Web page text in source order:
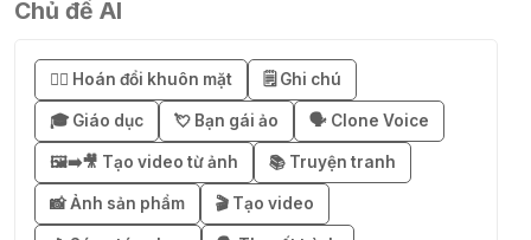
🎁 Mẹo nhận 1 tháng ChatGPT Plus
miễn phí bằng VPN Mexico
02 Thg 08 2026
֎ Cách nhận ChatGPT Go 12 tháng
miễn phí
Chủ đề AI
😶‍🌫️ Hoán đổi khuôn mặt 🗒️ Ghi chú
🎓 Giáo dục 💘 Bạn gái ảo 🗣️ Clone Voice
🖼️➡️🎥 Tạo video từ ảnh 📚 Truyện tranh
📸 Ảnh sản phẩm 🎬 Tạo video